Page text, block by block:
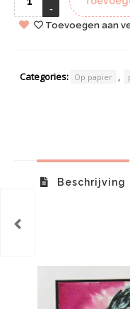
Toevoegen aan
Categories: Op papier ,
Beschrijving